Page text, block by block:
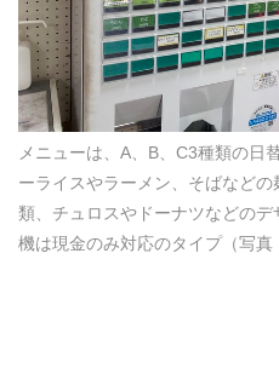
メニューは、A、B、C3種類の日
ーライスやラーメン、そばなど
類、チュロスやドーナツなどの
機は現金のみ対応のタイプ（写真